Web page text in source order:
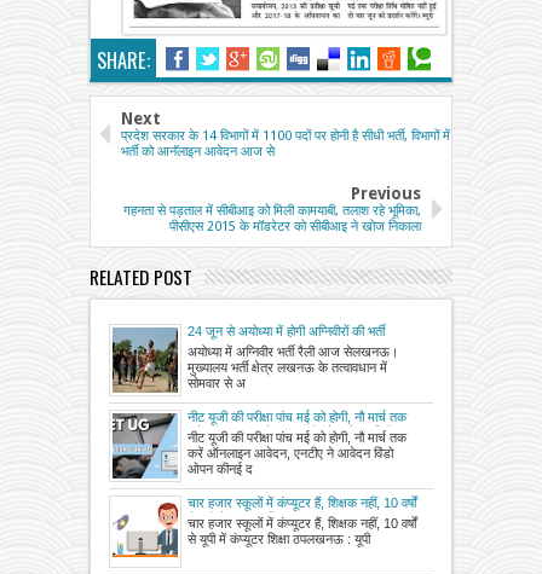
SHARE:
Next
प्रदेश सरकार के 14 विभागों में 1100 पदों पर होनी है सीधी भर्ती, विभागों में
भर्ती को आनॅलाइन आवेदन आज से
Previous
गहनता से पड़ताल में सीबीआइ को मिली कामयाबी, तलाश रहे भूमिका,
पीसीएस 2015 के मॉडरेटर को सीबीआइ ने खोज निकाला
RELATED POST
24 जून से अयोध्या में होगी अग्निवीरों की भर्ती
अयोध्या में अग्निवीर भर्ती रैली आज सेलखनऊ।
मुख्यालय भर्ती क्षेत्र लखनऊ के तत्वावधान में
सोमवार से अ
नीट यूजी की परीक्षा पांच मई को होगी, नौ मार्च तक
करें ऑनलाइन आवेदन, एनटीए ने आवेदन विंडो
ओपन की
नीट यूजी की परीक्षा पांच मई को होगी, नौ मार्च तक
करें ऑनलाइन आवेदन, एनटीए ने आवेदन विंडो
ओपन कीनई द
चार हजार स्कूलों में कंप्यूटर हैं, शिक्षक नहीं, 10 वर्षों
से यूपी में कंप्यूटर शिक्षा ठप
चार हजार स्कूलों में कंप्यूटर हैं, शिक्षक नहीं, 10 वर्षों
से यूपी में कंप्यूटर शिक्षा ठपलखनऊ : यूपी